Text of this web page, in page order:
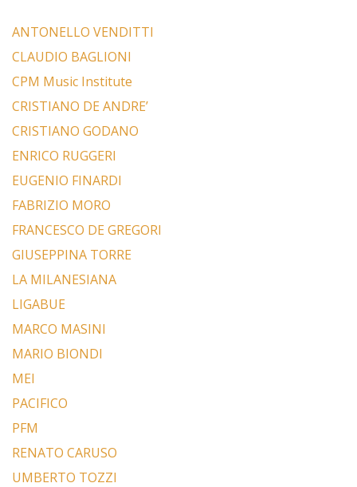
ANTONELLO VENDITTI
CLAUDIO BAGLIONI
CPM Music Institute
CRISTIANO DE ANDRE’
CRISTIANO GODANO
ENRICO RUGGERI
EUGENIO FINARDI
FABRIZIO MORO
FRANCESCO DE GREGORI
GIUSEPPINA TORRE
LA MILANESIANA
LIGABUE
MARCO MASINI
MARIO BIONDI
MEI
PACIFICO
PFM
RENATO CARUSO
UMBERTO TOZZI